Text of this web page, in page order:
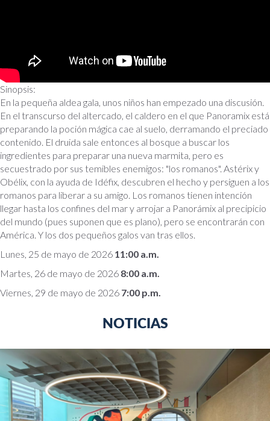
Sinopsis:
En la pequeña aldea gala, unos niños han empezado una discusión.
En el transcurso del altercado, el caldero en el que Panoramix está
preparando la poción mágica cae al suelo, derramando el preciado
contenido. El druida sale entonces al bosque a buscar los
ingredientes para preparar una nueva marmita, pero es
secuestrado por sus temibles enemigos: "los romanos". Astérix y
Obélix, con la ayuda de Idéfix, descubren el hecho y persiguen a los
romanos para liberar a su amigo. Los romanos tienen intención
llegar hasta los confines del mar y arrojar a Panorámix al precipicio
del mundo (pues suponen que es plano), pero se encontrarán con
América. Y los dos pequeños galos van tras ellos.
Lunes, 25 de mayo de 2026 11:00 a.m.
Martes, 26 de mayo de 2026 8:00 a.m.
Viernes, 29 de mayo de 2026 7:00 p.m.
NOTICIAS